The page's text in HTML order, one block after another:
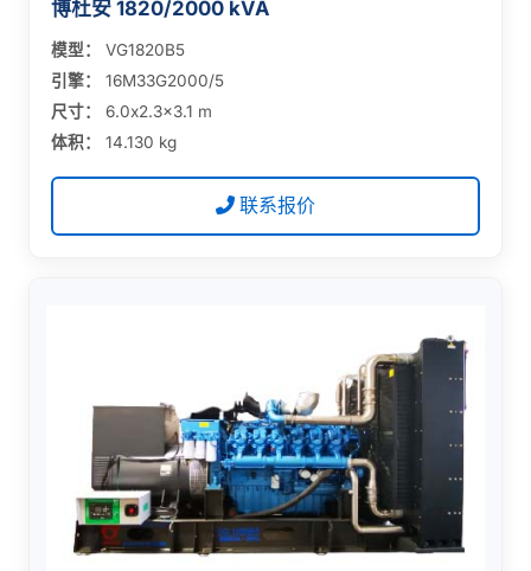
博杜安 1820/2000 kVA
模型：
VG1820B5
引擎：
16M33G2000/5
尺寸：
6.0x2.3x3.1 m
体积：
14.130 kg
联系报价